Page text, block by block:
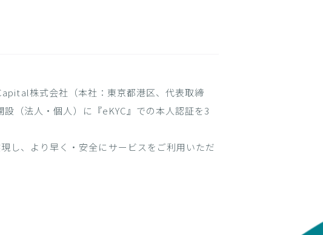
株式会社（本社：東京都港区、代表取締
（法人・個人）に『eKYC』での本人認証を3
し、より早く・安全にサービスをご利用いただ